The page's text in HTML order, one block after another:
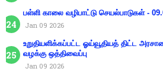
பள்ளி காலை வழிபாட்டு செயல்பாடுகள் -
Jan 09 2026
உறுதியளிக்கப்பட்ட ஓய்வூதியத் திட்ட
வழக்கு ஒத்திவைப்பு
Jan 09 2026